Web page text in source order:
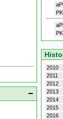
−
2010
2011
2012
2013
2014
2015
2016